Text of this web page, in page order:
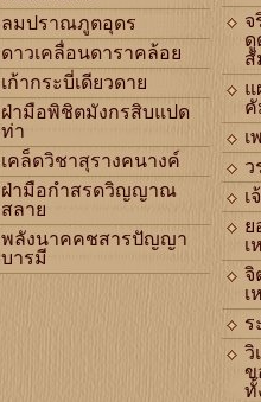
ลมปราณภูตอุดร
ดาวเคลื่อนดาราคล้อย
เก้ากระบี่เดียวดาย
ฝ่ามือพิชิตมังกรสิบแปด
ท่า
เคล็ดวิชาสุรางคนางค์
ฝ่ามือกำสรดวิญญาณ
สลาย
พลังนาคคชสารปัญญา
บารมี
จ
ดู
สั
แ
คั
เ
ว
เ
ย
เ
จิ
เ
ร
วิ
ข
ทั้